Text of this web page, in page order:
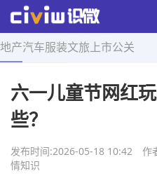
地产汽车服装文旅 上市公关
首页 > 舆情知识 > 正文
六一儿童节网红
些？
发布时间:2026-05-18 10:42 作
情知识